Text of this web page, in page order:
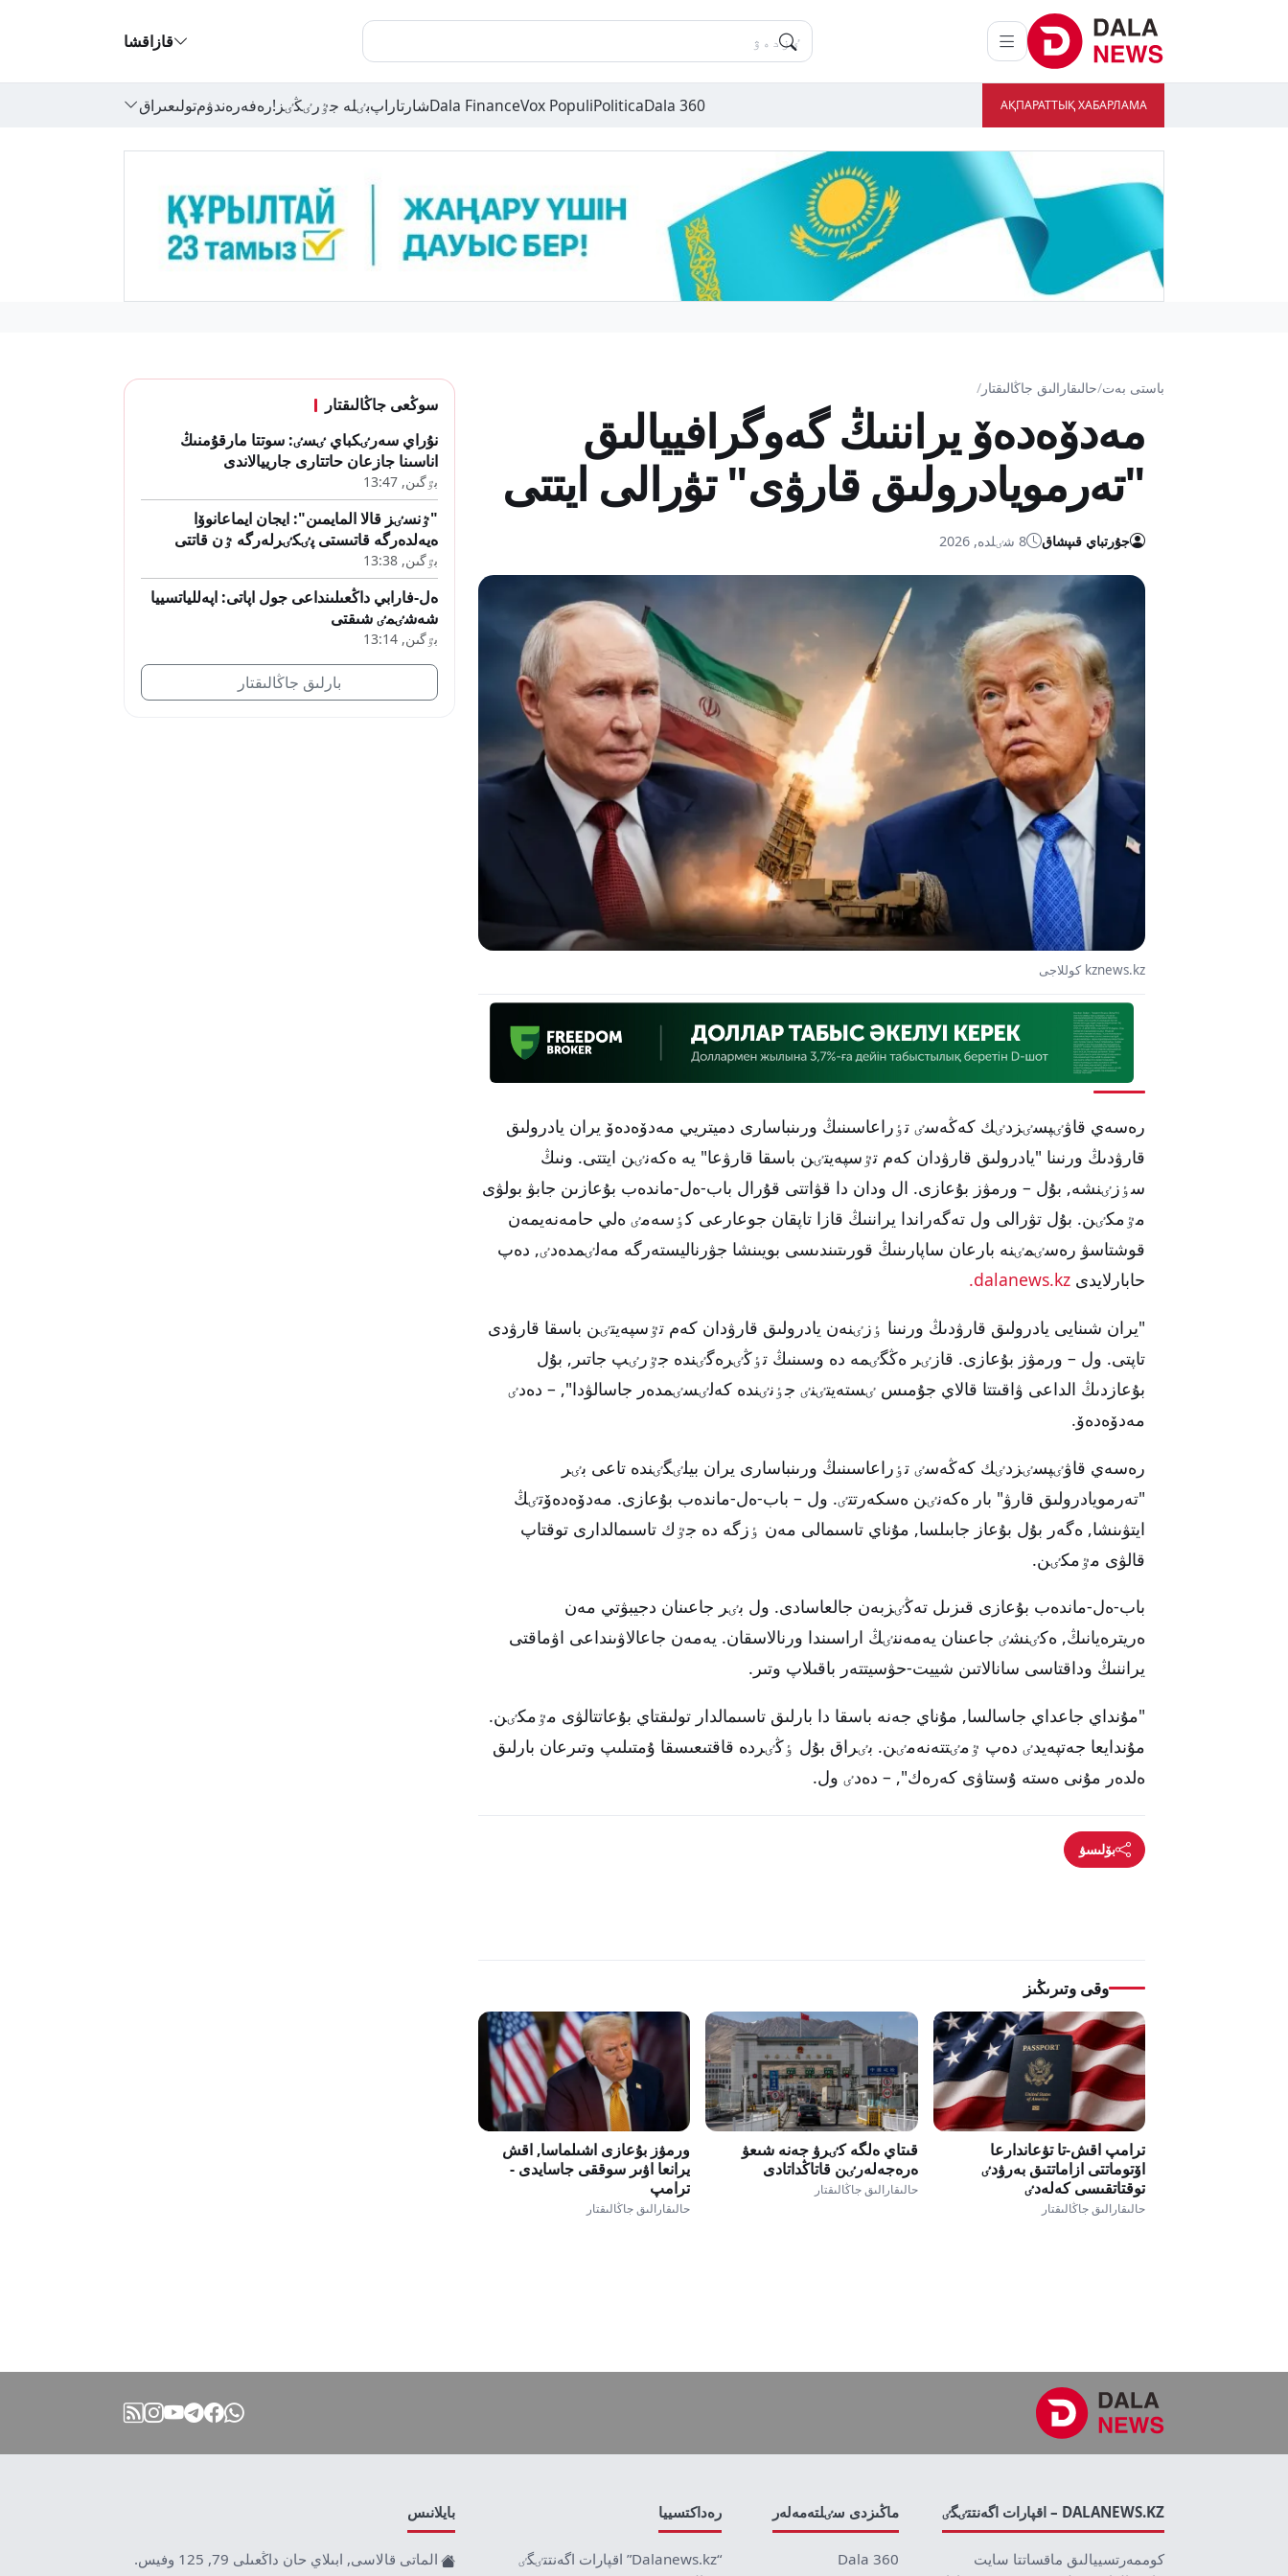
قازاقشا
АҚПАРАТТЫҚ ХАБАРЛАМА
Dala 360
Politica
Vox Populi
Dala Financeشارتاراپبٸلە جٷرٸڭٸز!رەفەرەندۋمتولىعىراق
باستى بەت/حالىقارالىق جاڭالىقتار /
مەدۆەدەۆ يراننىڭ گەوگرافييالىق
"تەرمويادرولىق قارۋى" تۋرالى ايتتى
جۇرتباي قىپشاق 8 شٸلدە, 2026
kznews.kz كوللاجى
رەسەي قاۋٸپسٸزدٸك كەڭەسٸ تٶراعاسىنىڭ ورىنباسارى دميتريي مەدۆەدەۆ يران يادرولىق
قارۋدىڭ ورنىنا "يادرولىق قارۋدان كەم تٷسپەيتٸن باسقا قارۋعا" يە ەكەنٸن ايتتى. ونىڭ
سٶزٸنشە, بۇل – ورمۋز بۇعازى. ال ودان دا قۋاتتى قۇرال باب-ەل-ماندەب بۇعازىن جابۋ بولۋى
مٷمكٸن. بۇل تۋرالى ول تەگەراندا يراننىڭ قازا تاپقان جوعارعى كٶسەمٸ ەلي حامەنەيمەن
قوشتاسۋ رەسٸمٸنە بارعان ساپارىنىڭ قورىتىندىسى بويىنشا جۋرناليستەرگە مەلٸمدەدٸ, دەپ
حابارلايدى dalanews.kz.
"يران شىنايى يادرولىق قارۋدىڭ ورنىنا ٶزٸنەن يادرولىق قارۋدان كەم تٷسپەيتٸن باسقا قارۋدى
تاپتى. ول – ورمۋز بۇعازى. قازٸر ەڭگٸمە دە وسىنىڭ تٶڭٸرەگٸندە جٷرٸپ جاتىر, بۇل
بۇعازدىڭ الداعى ۋاقىتتا قالاي جۇمىس ٸستەيتٸنٸ جٶنٸندە كەلٸسٸمدەر جاسالۋدا", – دەدٸ
مەدۆەدەۆ.
رەسەي قاۋٸپسٸزدٸك كەڭەسٸ تٶراعاسىنىڭ ورىنباسارى يران بيلٸگٸندە تاعى بٸر
"تەرمويادرولىق قارۋ" بار ەكەنٸن ەسكەرتتٸ. ول – باب-ەل-ماندەب بۇعازى. مەدۆەدەۆتٸڭ
ايتۋىنشا, ەگەر بۇل بۇعاز جابىلسا, مۇناي تاسىمالى مەن ٶزگە دە جٷك تاسىمالدارى توقتاپ
قالۋى مٷمكٸن.
باب-ەل-ماندەب بۇعازى قىزىل تەڭٸزبەن جالعاسادى. ول بٸر جاعىنان دجيبۋتي مەن
ەريترەيانىڭ, ەكٸنشٸ جاعىنان يەمەننٸڭ اراسىندا ورنالاسقان. يەمەن جاعالاۋىنداعى اۋماقتى
يراننىڭ وداقتاسى سانالاتىن شييت-حۋسيتتەر باقىلاپ وتىر.
"مۇنداي جاعداي جاسالسا, مۇناي جەنە باسقا دا بارلىق تاسىمالدار تولىقتاي بۇعاتتالۋى مٷمكٸن.
مۇندايعا جەتپەيدٸ دەپ ٷمٸتتەنەمٸن. بٸراق بۇل ٶڭٸردە قاقتىعىسقا ۇمتىلىپ وتىرعان بارلىق
ەلدەر مۇنى ەستە ۇستاۋى كەرەك", – دەدٸ ول.
بۆلىسۋ
وقى وتىرىڭىز
ترامپ اقش-تا تۋعاندارعا
اۆتوماتتى ازاماتتىق بەرۋدٸ
توقتاتقىسى كەلەدٸ
حالىقارالىق جاڭالىقتار
قىتاي ەلگە كٸرۋ جەنە شىعۋ
ەرەجەلەرٸن قاتاڭداتادى
حالىقارالىق جاڭالىقتار
ورمۋز بۇعازى اشىلماسا, اقش
يرانعا اۋىر سوققى جاسايدى -
ترامپ
حالىقارالىق جاڭالىقتار
سوڭعى جاڭالىقتار
نۇراي سەرٸكباي ٸسٸ: سوتتا مارقۇمنىڭ
اناسىنا جازعان حاتتارى جارييالاندى
بٷگىن, 13:47
"ٷنسٸز قالا المايمىن": ايجان ايماعانوۆا
ەيەلدەرگە قاتىستى پٸكٸرلەرگە ٷن قاتتى
بٷگىن, 13:38
ەل-فارابي داڭعىلىنداعى جول اپاتى: اپەللياتسييا
شەشٸمٸ شىقتى
بٷگىن, 13:14
بارلىق جاڭالىقتار
DALANEWS.KZ – اقپارات اگەنتتٸگٸ
كوممەرتسييالىق ماقساتتا سايت
ماڭىزدى سٸلتەمەلەر
Dala 360
رەداكتسييا
“Dalanews.kz” اقپارات اگەنتتٸگٸ
بايلانىس
الماتى قالاسى, ابىلاي حان داڭعىلى 79, 125 وفيس.